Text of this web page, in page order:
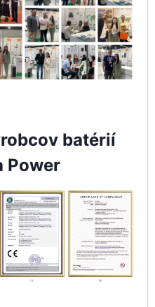
batérií
Power